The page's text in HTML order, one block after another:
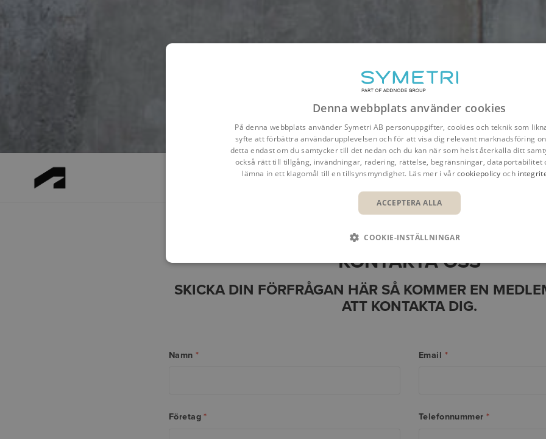
Översikt Fördelar Funktioner
KONTAKTA OSS
SKICKA DIN FÖRFRÅGAN HÄR SÅ KOMMER EN
ATT KONTAKTA DIG.
Namn* Email *
Företag* Telefonnummer*
Denna webbplats använder cookies
På denna webbplats använder Symetri AB personuppgifter, cookies och teknik som
syfte att förbättra användarupplevelsen och för att visa dig relevant marknadsföring
detta endast om du samtycker till det nedan och du kan när som helst återkalla ditt
också rätt till tillgång, invändningar, radering, rättelse, begränsningar, dataportabilitet
lämna in ett klagomål till en tillsynsmyndighet. Läs mer i vårcookiepolicy och
ACCEPTERA ALLA
COOKIE-INSTÄLLNINGAR